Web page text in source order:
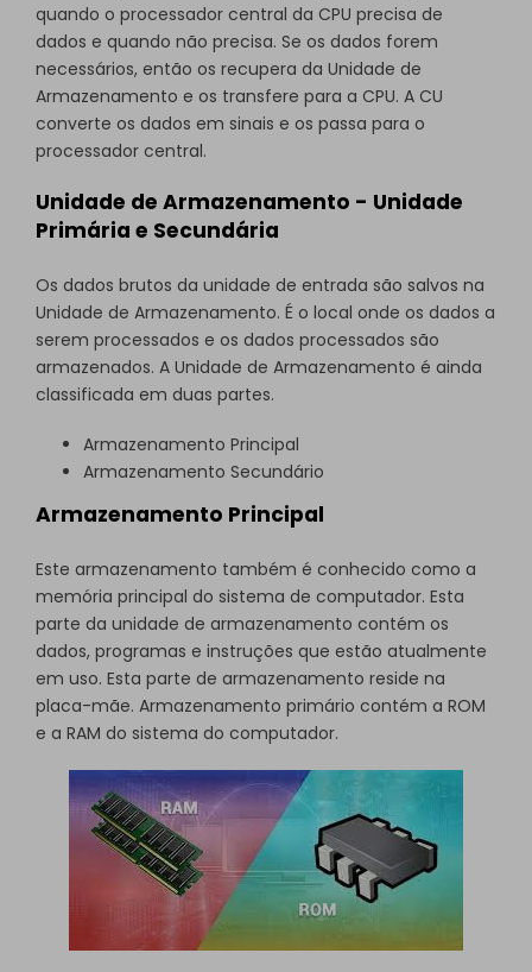
quando o processador central da CPU precisa de
dados e quando não precisa. Se os dados forem
necessários, então os recupera da Unidade de
Armazenamento e os transfere para a CPU. A CU
converte os dados em sinais e os passa para o
processador central.
Unidade de Armazenamento - Unidade
Primária e Secundária
Os dados brutos da unidade de entrada são salvos na
Unidade de Armazenamento. É o local onde os dados a
serem processados e os dados processados são
armazenados. A Unidade de Armazenamento é ainda
classificada em duas partes.
Armazenamento Principal
Armazenamento Secundário
Armazenamento Principal
Este armazenamento também é conhecido como a
memória principal do sistema de computador. Esta
parte da unidade de armazenamento contém os
dados, programas e instruções que estão atualmente
em uso. Esta parte de armazenamento reside na
placa-mãe. Armazenamento primário contém a ROM
e a RAM do sistema do computador.